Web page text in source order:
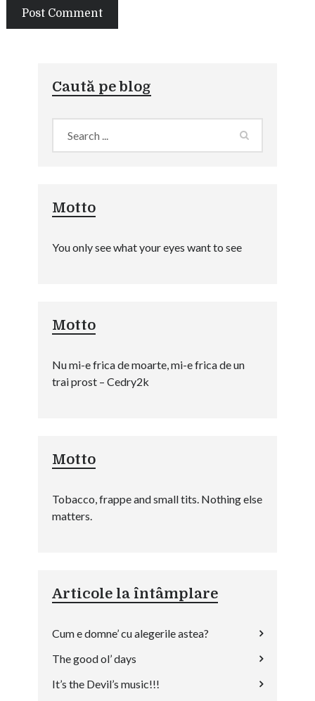
Caută pe blog
Motto
You only see what your eyes want to see
Motto
Nu mi-e frica de moarte, mi-e frica de un
trai prost – Cedry2k
Motto
Tobacco, frappe and small tits. Nothing else
matters.
Articole la întâmplare
Cum e domne’ cu alegerile astea?
The good ol’ days
It’s the Devil’s music!!!